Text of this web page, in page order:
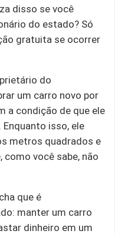
disso se você
do estado? Só
gratuita se ocorrer
do
um carro novo por
a condição de que ele
isso, ele
metros quadrados e
como você sabe, não
que é
manter um carro
dinheiro em um